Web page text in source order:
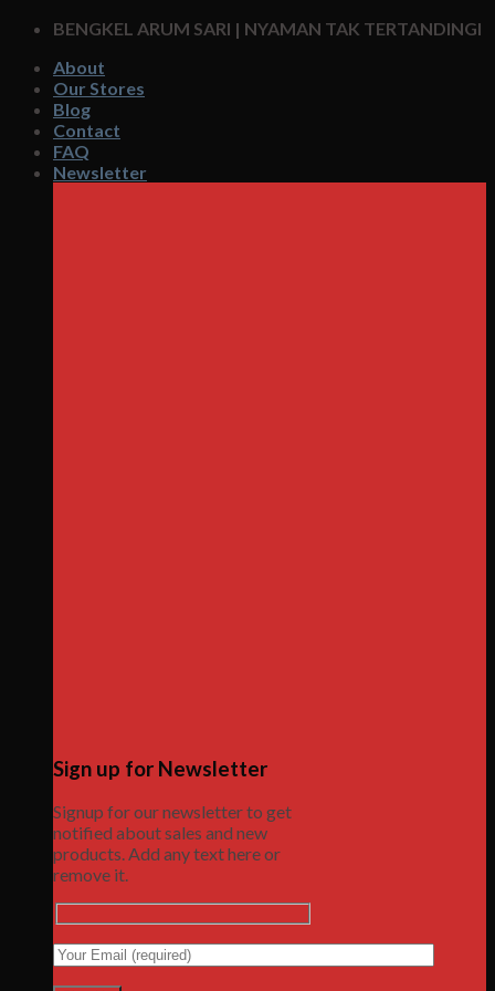
Skip
content
BENGKEL ARUM SARI | NYAMAN TAK TERTANDINGI
About
Our Stores
Blog
Contact
FAQ
Newsletter
Sign up for Newsletter
Signup for our newsletter to get
notified about sales and new
products. Add any text here or
remove it.